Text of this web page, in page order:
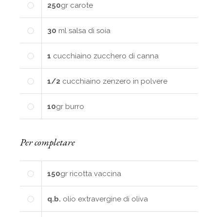
250gr carote
30 ml salsa di soia
1 cucchiaino zucchero di canna
1/2 cucchiaino zenzero in polvere
10gr burro
Per completare
150gr ricotta vaccina
q.b. olio extravergine di oliva